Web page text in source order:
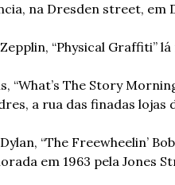
na Dresden street, em
“Physical Graffiti”
“What’s The Story
a rua das finadas lojas
“The Freewheelin’
em 1963 pela Jones